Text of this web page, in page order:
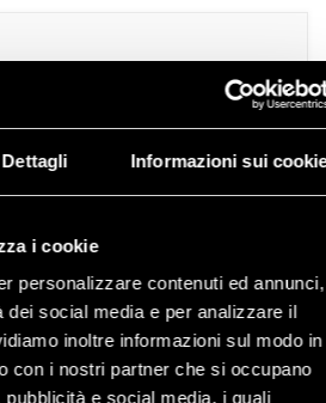
Dettagli Informazioni sui
i cookie
personalizzare contenuti ed annunci,
dei social media e per analizzare il
inoltre informazioni sul modo in
con i nostri partner che si occupano
e social media, i quali
Romeo 146
Romeo GT